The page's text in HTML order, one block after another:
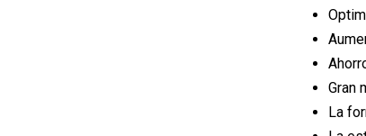
Gran
La